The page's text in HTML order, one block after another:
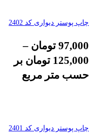
چاپ پوستر دیواری کد 2402
97,000 تومان –
125,000 تومان بر
حسب متر مربع
چاپ پوستر دیواری کد 2401